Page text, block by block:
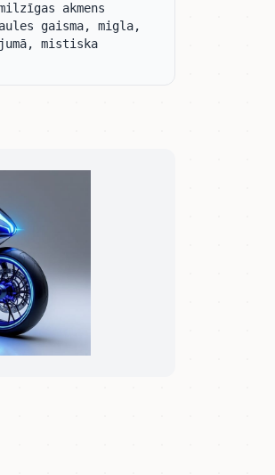
akmens
gaisma, migla,
mistiska